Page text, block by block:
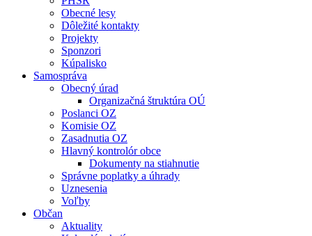
Obecné lesy
Dôležité kontakty
Projekty
Sponzori
Kúpalisko
Samospráva
Obecný úrad
Organizačná štruktúra OÚ
Poslanci OZ
Komisie OZ
Zasadnutia OZ
Hlavný kontrolór obce
Dokumenty na stiahnutie
Správne poplatky a úhrady
Uznesenia
Voľby
Občan
Aktuality